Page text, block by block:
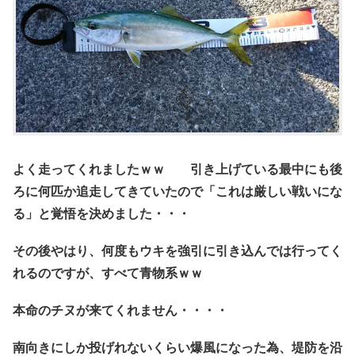
よく走ってくれましたｗｗ 引き上げている最中にも後
ろに何匹か追走してきていたので「 これは厳しい戦いにな
る 」と覚悟を決めました・・・
その後やはり、何度もウキを強引に引き込んでは行ってく
れるのですが、すべて青物系ｗｗ
本命のチヌが来てくれません・・・・
南向きにしか投げれないくらい爆風になった為、堤防を沿